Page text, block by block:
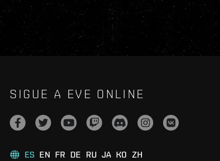
SIGUE A EVE ONLINE
ES EN FR DE RU JA KO ZH